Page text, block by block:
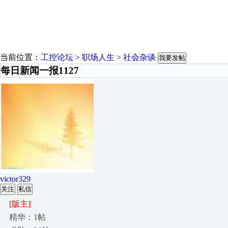
当前位置： 工控论坛 > 职场人生 > 社会杂谈 我要发帖
每日新闻一报1127
victor329
关注 私信
[版主]
精华：1帖